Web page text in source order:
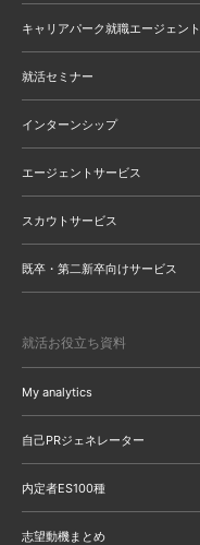
キャリアパーク就職エージェント
就活セミナー
インターンシップ
エージェントサービス
スカウトサービス
既卒・第二新卒向けサービス
就活お役立ち資料
My analytics
自己PRジェネレーター
内定者ES100種
志望動機まとめ